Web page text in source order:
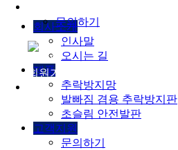
문의하기
로그인
회원가입
회사소개
인사말
오시는 길
제품
추락방지망
발빠짐 겸용 추락방지판
초슬림 안전발판
고객지원
문의하기